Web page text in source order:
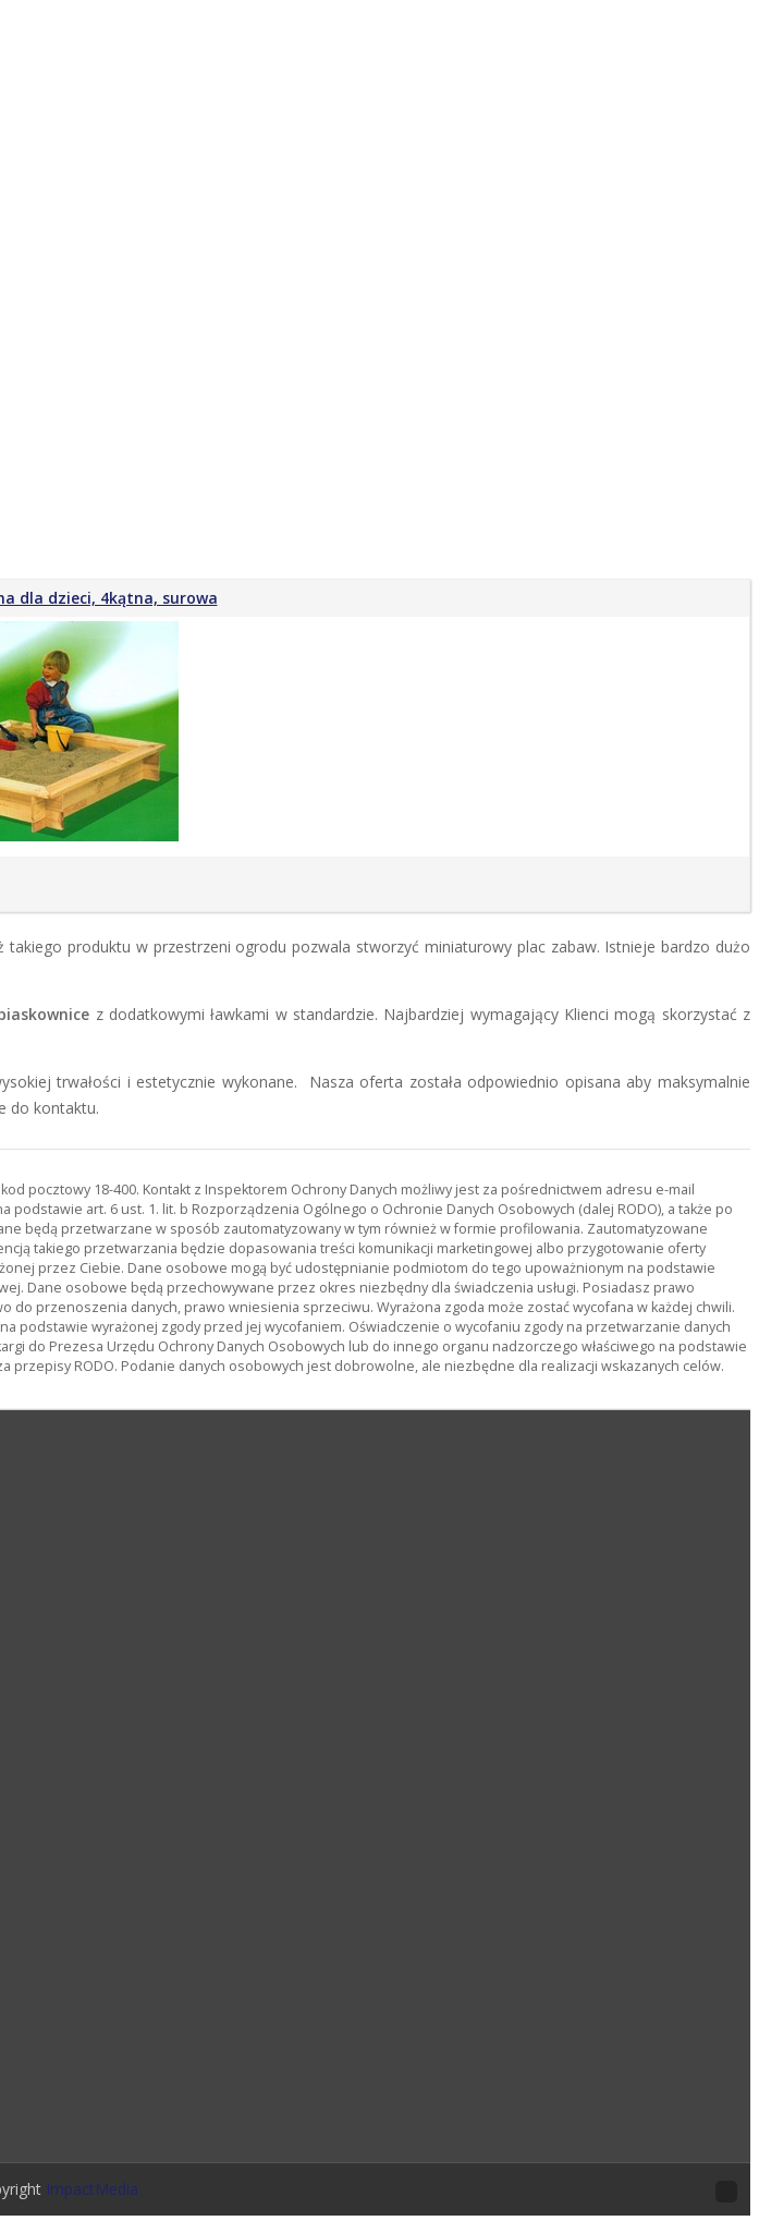
dla dzieci, 4kątna, surowa
produktu w przestrzeni ogrodu pozwala stworzyć miniaturowy plac zabaw. Istnieje bardzo dużo
z dodatkowymi ławkami w standardzie. Najbardziej wymagający Klienci mogą skorzystać z
trwałości i estetycznie wykonane. Nasza oferta została odpowiednio opisana aby maksymalnie
do kontaktu.
pocztowy 18-400. Kontakt z Inspektorem Ochrony Danych możliwy jest za pośrednictwem adresu e-mail
art. 6 ust. 1. lit. b Rozporządzenia Ogólnego o Ochronie Danych Osobowych (dalej RODO), a także po
będą przetwarzane w sposób zautomatyzowany w tym również w formie profilowania. Zautomatyzowane
takiego przetwarzania będzie dopasowania treści komunikacji marketingowej albo przygotowanie oferty
przez Ciebie. Dane osobowe mogą być udostępnianie podmiotom do tego upoważnionym na podstawie
Dane osobowe będą przechowywane przez okres niezbędny dla świadczenia usługi. Posiadasz prawo
przenoszenia danych, prawo wniesienia sprzeciwu. Wyrażona zgoda może zostać wycofana w każdej chwili.
podstawie wyrażonej zgody przed jej wycofaniem. Oświadczenie o wycofaniu zgody na przetwarzanie danych
do Prezesa Urzędu Ochrony Danych Osobowych lub do innego organu nadzorczego właściwego na podstawie
RODO. Podanie danych osobowych jest dobrowolne, ale niezbędne dla realizacji wskazanych celów.
ImpactMedia